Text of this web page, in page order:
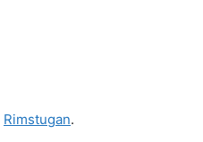
Rimstugan.